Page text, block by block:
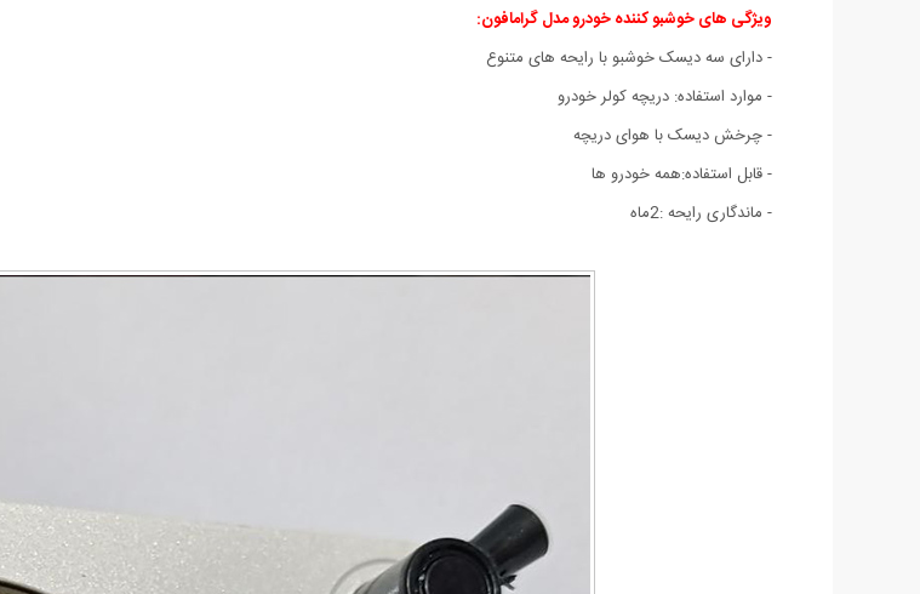
ویژگی های خوشبو کننده خودرو مدل گرامافون:
- دارای سه دیسک خوشبو با رایحه های متنوع
- موارد استفاده: دریچه کولر خودرو
- چرخش دیسک با هوای دریچه
- قابل استفاده:همه خودرو ها
- ماندگاری رایحه :2ماه